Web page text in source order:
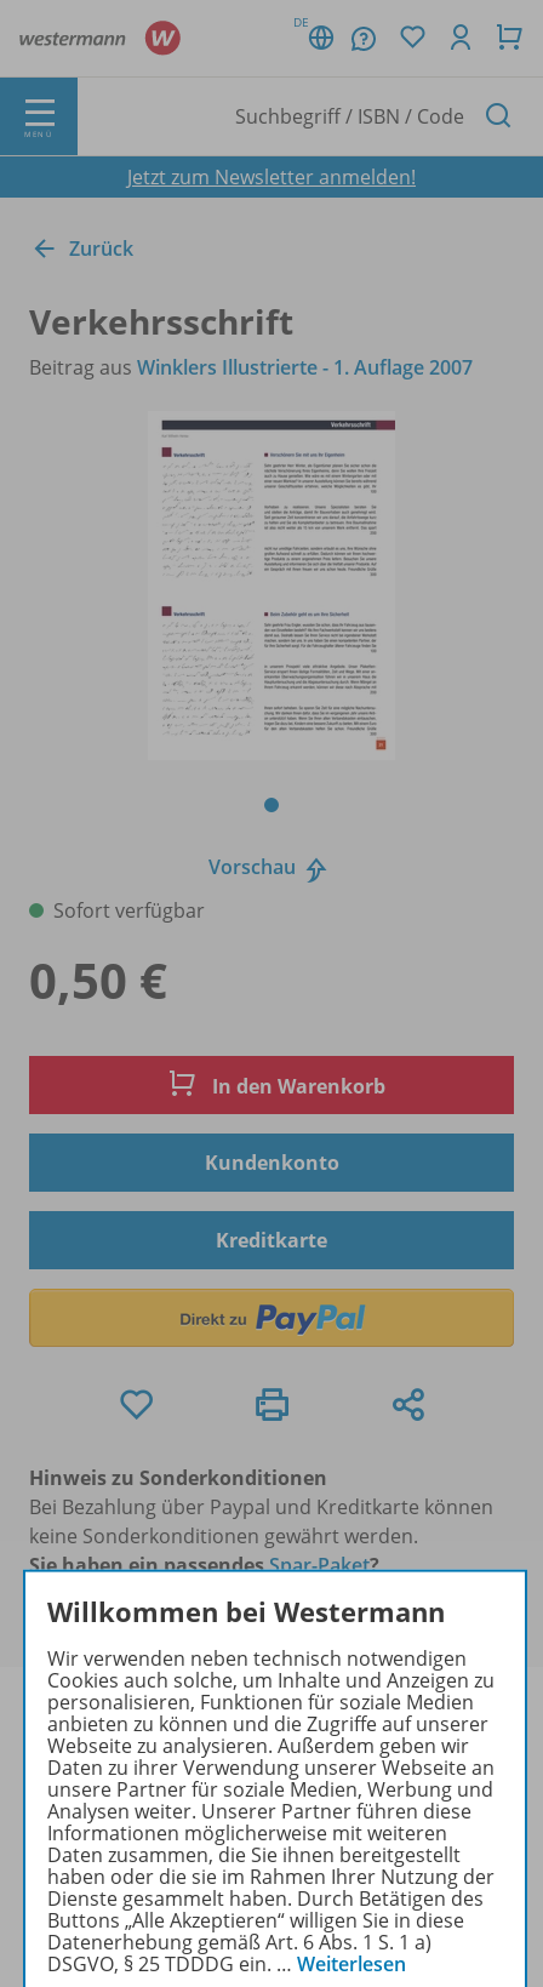
DE
MENÜ
Jetzt zum Newsletter anmelden!
Zurück
Verkehrsschrift
Beitrag aus Winklers Illustrierte - 1. Auflage 2007
Vorschau
Sofort verfügbar
0,50 €
In den Warenkorb
Kundenkonto
Kreditkarte
Hinweis zu Sonderkonditionen
Bei Bezahlung über Paypal und Kreditkarte können
keine Sonderkonditionen gewährt werden.
Sie haben ein passendesSpar-Paket?
sich bitte an.
Informationen
Beschreibung
Weitere Inhalte der Ausgabe
Willkommen bei Westermann
Wir verwenden neben technisch notwendigen
Cookies auch solche, um Inhalte und Anzeigen zu
personalisieren, Funktionen für soziale Medien
anbieten zu können und die Zugriffe auf unserer
Webseite zu analysieren. Außerdem geben wir
Daten zu ihrer Verwendung unserer Webseite an
unsere Partner für soziale Medien, Werbung und
Analysen weiter. Unserer Partner führen diese
Informationen möglicherweise mit weiteren
Daten zusammen, die Sie ihnen bereitgestellt
haben oder die sie im Rahmen Ihrer Nutzung der
Dienste gesammelt haben. Durch Betätigen des
Buttons „Alle Akzeptieren“ willigen Sie in diese
Datenerhebung gemäß Art. 6 Abs. 1 S. 1 a)
DSGVO, § 25 TDDDG ein. … Weiterlesen